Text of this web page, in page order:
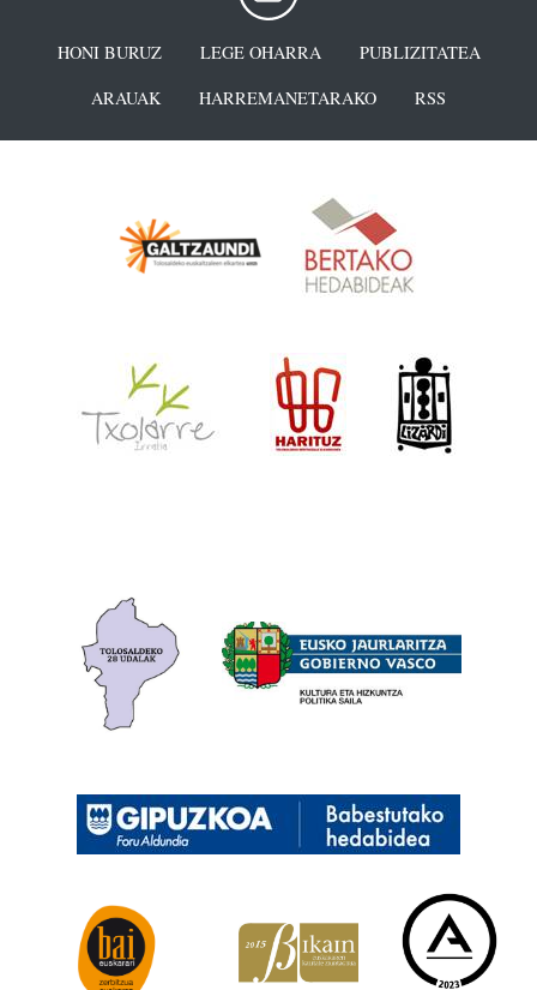
HONI BURUZ LEGE OHARRA
PUBLIZITATEA
ARAUAK
HARREMANETARAKO RSS